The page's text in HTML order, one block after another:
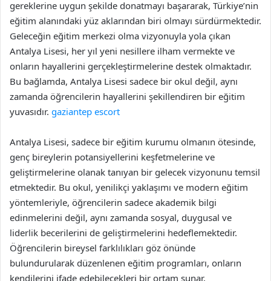
gereklerine uygun şekilde donatmayı başararak, Türkiye’nin
eğitim alanındaki yüz aklarından biri olmayı sürdürmektedir.
Geleceğin eğitim merkezi olma vizyonuyla yola çıkan
Antalya Lisesi, her yıl yeni nesillere ilham vermekte ve
onların hayallerini gerçekleştirmelerine destek olmaktadır.
Bu bağlamda, Antalya Lisesi sadece bir okul değil, aynı
zamanda öğrencilerin hayallerini şekillendiren bir eğitim
yuvasıdır. gaziantep escort
Antalya Lisesi, sadece bir eğitim kurumu olmanın ötesinde,
genç bireylerin potansiyellerini keşfetmelerine ve
geliştirmelerine olanak tanıyan bir gelecek vizyonunu temsil
etmektedir. Bu okul, yenilikçi yaklaşımı ve modern eğitim
yöntemleriyle, öğrencilerin sadece akademik bilgi
edinmelerini değil, aynı zamanda sosyal, duygusal ve
liderlik becerilerini de geliştirmelerini hedeflemektedir.
Öğrencilerin bireysel farklılıkları göz önünde
bulundurularak düzenlenen eğitim programları, onların
kendilerini ifade edebilecekleri bir ortam sunar.